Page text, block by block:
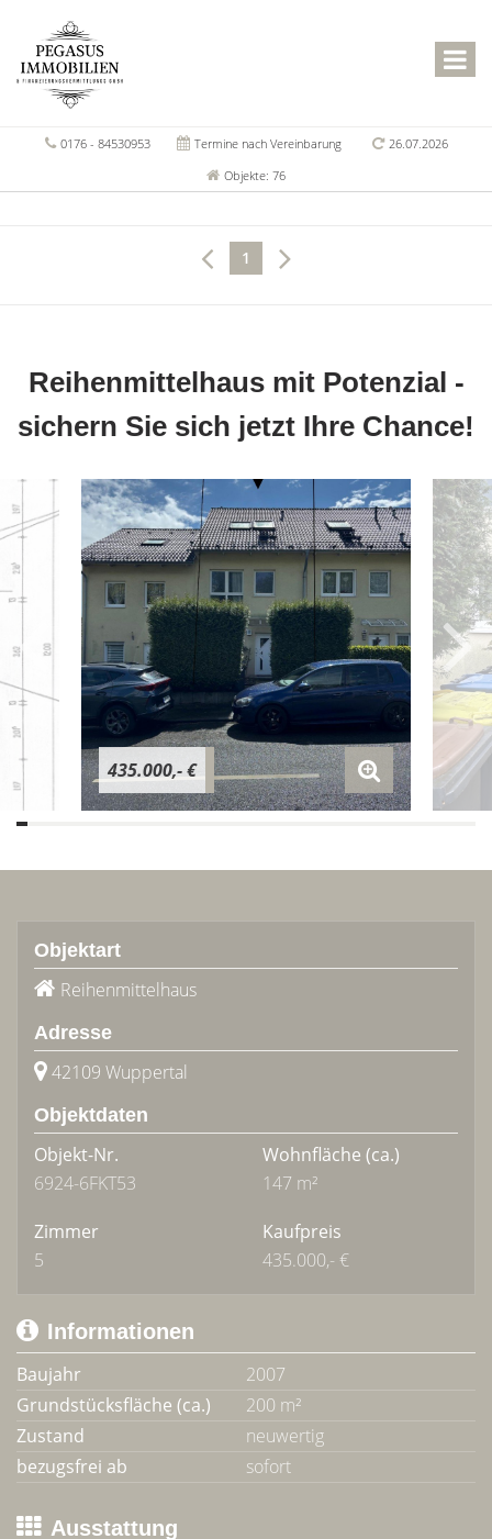
0176 - 84530953 Termine nach Vereinbarung
26.07.2026
Objekte: 76
1
Reihenmittelhaus mit Potenzial -
sichern Sie sich jetzt Ihre Chance!
435.000,- €
Objektart
Reihenmittelhaus
Adresse
42109 Wuppertal
Objektdaten
Objekt-Nr.
6924-6FKT53
Wohnfläche (ca.)
147 m²
Zimmer
5
Kaufpreis
435.000,- €
Informationen
Baujahr
2007
Grundstücksfläche (ca.)
200 m²
Zustand
neuwertig
bezugsfrei ab
sofort
Ausstattung